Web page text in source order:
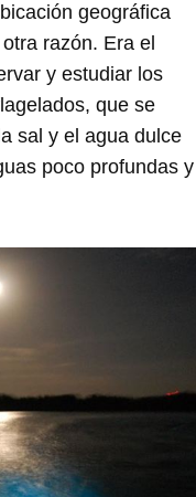
geográfica
razón. Era el
y estudiar los
que se
sal y el agua dulce
poco profundas y